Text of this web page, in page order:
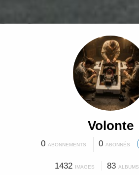
Volonte
0 ABONNEMENTS 0 ABONNÉS
1432 IMAGES 83 ALBUMS